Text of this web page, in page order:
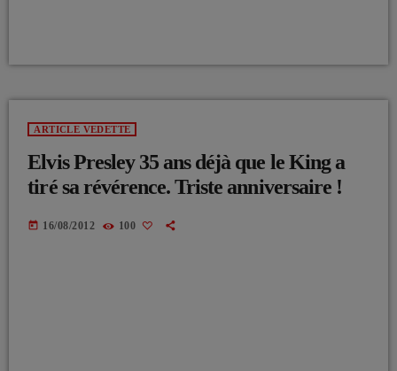
ARTICLE VEDETTE
Elvis Presley 35 ans déjà que le King a
tiré sa révérence. Triste anniversaire !
today 16/08/2012 100